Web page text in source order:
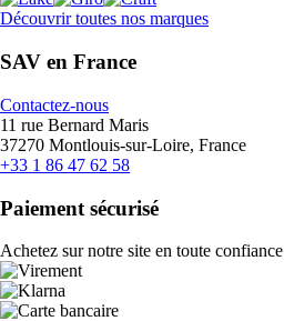
Découvrir toutes nos marques
SAV en France
Contactez-nous
11 rue Bernard Maris
37270 Montlouis-sur-Loire, France
+33 1 86 47 62 58
Paiement sécurisé
Achetez sur notre site en toute confiance